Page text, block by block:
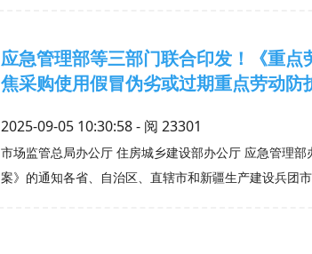
应急管理部等三部门联合印发！《重
焦采购使用假冒伪劣或过期重点劳动防
2025-09-05 10:30:58 - 阅 23301
市场监管总局办公厅 住房城乡建设部办公厅 应急管理
案》的通知各省、自治区、直辖市和新疆生产建设兵团